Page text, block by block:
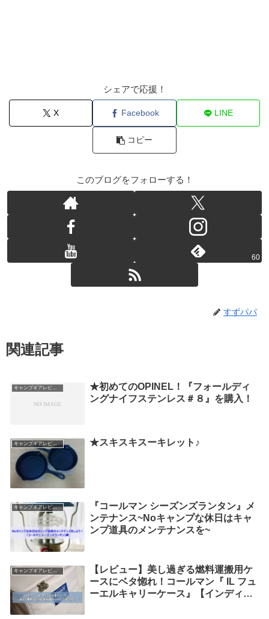
シェアで応援！
X Facebook LINE
コピー
このブログをフォローする！
60
すずパパ
関連記事
キャンプギアレビュー
★初めてのOPINEL！『フォールディ
ングナイフステンレス＃８』を購入！
キャンプギアレビュー ★スキスキスーキレット♪
キャンプギアレビュー
『コールマン シーズンズランタン』メ
ンテナンス~Noキャンプな休日はキャ
ンプ道具のメンテナンスを~
キャンプギアレビュー
【レビュー】美し過ぎる燃料運搬用ケ
ースにベタ惚れ！コールマン『 IL フュ
ーエルキャリーケース』【インディゴ